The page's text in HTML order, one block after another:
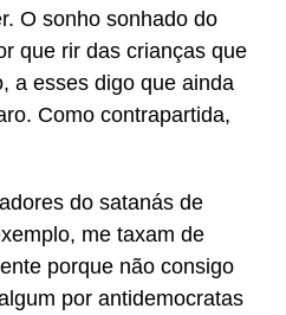
O sonho sonhado do
que rir das crianças que
a esses digo que ainda
Como contrapartida,
do satanás de
me taxam de
porque não consigo
por antidemocratas